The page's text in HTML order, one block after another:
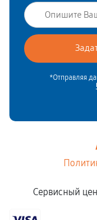
Замена
900
Замена блока
Сборка /
*Отправляя
Сервисный